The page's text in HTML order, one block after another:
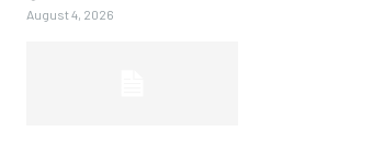
August 4, 2026